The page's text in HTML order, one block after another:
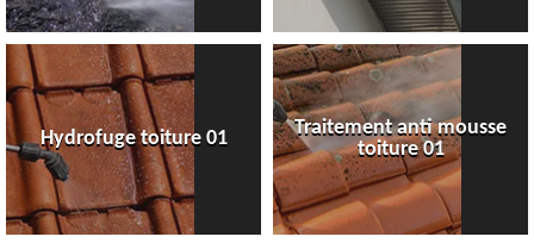
Hydrofuge toiture 01
Traitement anti mousse
toiture 01